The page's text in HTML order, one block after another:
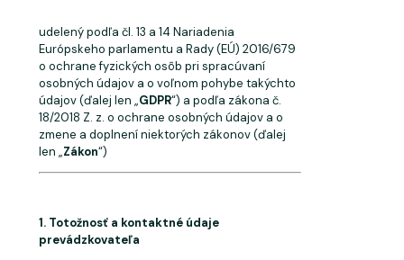
udelený podľa čl. 13 a 14 Nariadenia
Európskeho parlamentu a Rady (EÚ) 2016/679
o ochrane fyzických osôb pri spracúvaní
osobných údajov a o voľnom pohybe takýchto
údajov (ďalej len „GDPR“) a podľa zákona č.
18/2018 Z. z. o ochrane osobných údajov a o
zmene a doplnení niektorých zákonov (ďalej
len „Zákon“)
1. Totožnosť a kontaktné údaje
prevádzkovateľa